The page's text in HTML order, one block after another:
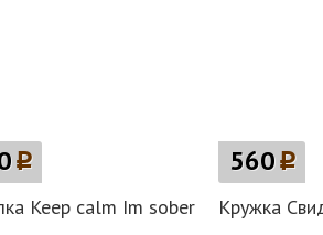
p
Keep calm Im sober
560p
Кружка